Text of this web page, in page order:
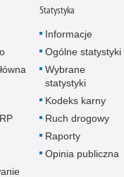
Statystyka
Informacje
Ogólne statystyki
Wybrane
statystyki
Kodeks karny
Ruch drogowy
Raporty
Opinia publiczna